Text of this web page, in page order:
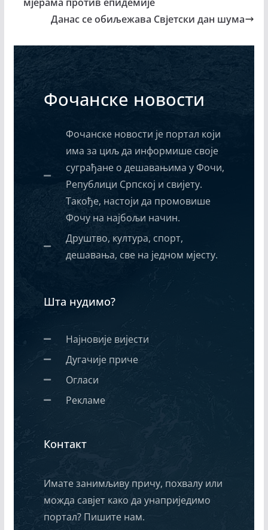
Данас се обиљежава Свјетски дан шума
Фочанске новости
Фочанске новости је портал који
има за циљ да информише своје
суграђане о дешавањима у Фочи,
Републици Српској и свијету.
Такође, настоји да промовише
Фочу на најбољи начин.
Друштво, култура, спорт,
дешавања, све на једном мјесту.
Шта нудимо?
Најновије вијести
Дугачије приче
Огласи
Рекламе
Контакт
Имате занимљиву причу, похвалу или
можда савјет како да унаприједимо
портал? Пишите нам.